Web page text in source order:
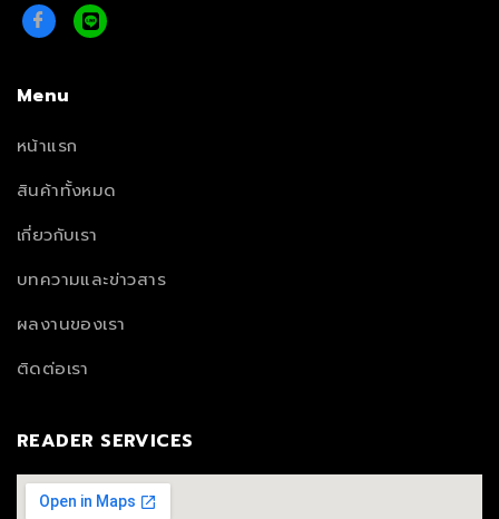
Menu
หน้าแรก
สินค้าทั้งหมด
เกี่ยวกับเรา
บทความและข่าวสาร
ผลงานของเรา
ติดต่อเรา
READER SERVICES